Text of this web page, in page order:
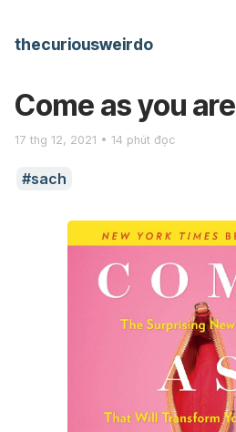
thecuriousweirdo
Come as you are
17 thg 12, 2021 • 14 phút đọc
sach